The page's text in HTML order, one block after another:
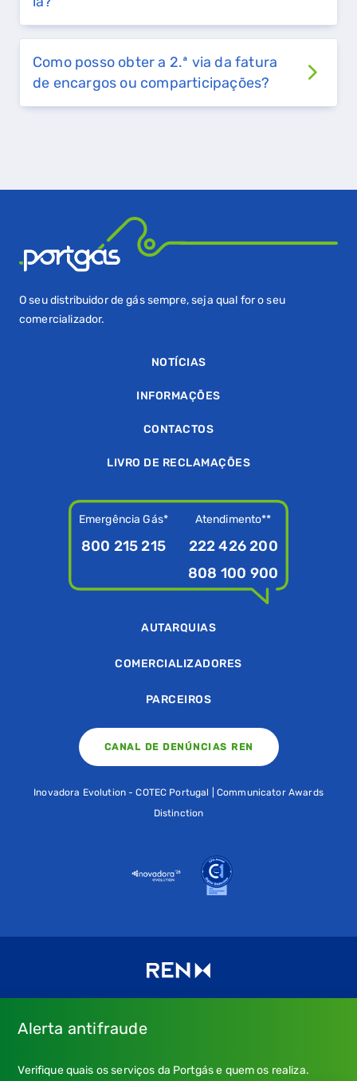
Como posso obter a 2.ª via da fatura
de encargos ou comparticipações?
O seu distribuidor de gás sempre, seja qual for o seu
comercializador.
NOTÍCIAS
INFORMAÇÕES
CONTACTOS
LIVRO DE RECLAMAÇÕES
Emergência Gás*
800 215 215
Atendimento**
222 426 200
808 100 900
AUTARQUIAS
COMERCIALIZADORES
PARCEIROS
CANAL DE DENÚNCIAS REN
Inovadora Evolution - COTEC Portugal | Communicator Awards
Distinction
a nossaPolítica de Cookies.
Alerta antifraude
Verifique quais os serviços da Portgás e quem os realiza.
GASES RENOVÁVEIS
FALHA DE GÁS